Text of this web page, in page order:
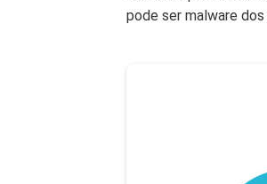
pode ser malware